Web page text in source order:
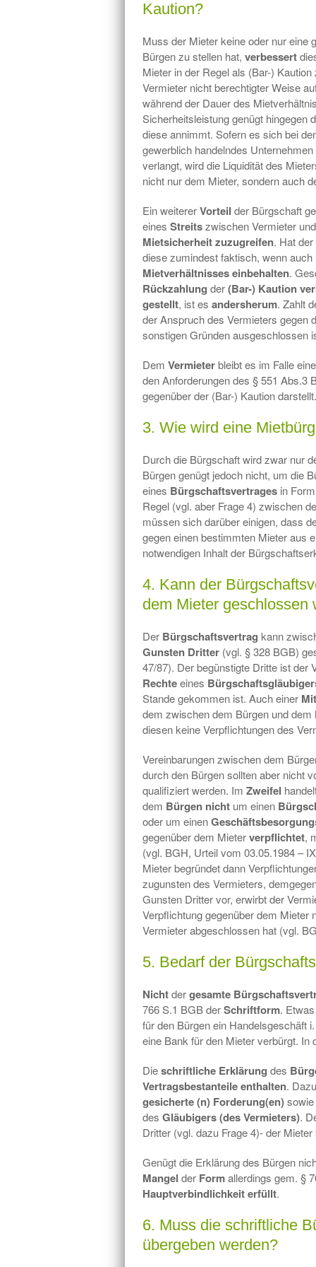
Kaution?
Muss der Mieter keine oder nur eine
Bürgen zu stellen hat, verbessert
Mieter in der Regel als (Bar-)
Vermieter nicht berechtigter Weise
während der Dauer des
Sicherheitsleistung genügt hingegen
diese annimmt. Sofern es sich bei
gewerblich handelndes
verlangt, wird die Liquidität des
nicht nur dem Mieter, sondern auch
Ein weitererVorteil der Bürgschaft
eines Streitszwischen Vermieter
Mietsicherheit zuzugreifen. Hat
diese zumindest faktisch, wenn
Mietverhältnisses einbehalten.
Rückzahlung der(Bar-) Kaution
gestellt, ist es andersherum. Zahlt
der Anspruch des Vermieters gegen
sonstigen Gründen ausgeschlossen
Dem Vermieterbleibt es im Falle
den Anforderungen des § 551 Abs.3
gegenüber der (Bar-) Kaution darstellt.
3. Wie wird eine
Durch die Bürgschaft wird zwar nur
Bürgen genügt jedoch nicht, um die
eines Bürgschaftsvertrages in
Regel (vgl. aber Frage 4) zwischen
müssen sich darüber einigen, dass
gegen einen bestimmten Mieter aus
notwendigen Inhalt der
4. Kann der
dem Mieter geschlossen
Der Bürgschaftsvertrag kann
Gunsten Dritter (vgl. § 328 BGB)
47/87). Der begünstigte Dritte ist der
Rechteeines
Stande gekommen ist. Auch einer
dem zwischen dem Bürgen und
diesen keine Verpflichtungen des
Vereinbarungen zwischen dem
durch den Bürgen sollten aber nicht
qualifiziert werden. Im Zweifel
dem Bürgen nicht um einen
oder um einen
gegenüber dem Mieterverpflichtet,
(vgl. BGH, Urteil vom 03.05.1984 –
Mieter begründet dann
zugunsten des Vermieters,
Gunsten Dritter vor, erwirbt der
Verpflichtung gegenüber dem
Vermieter abgeschlossen hat (vgl.
5. Bedarf der
Nichtdergesamte
766 S.1 BGB derSchriftform.
für den Bürgen ein Handelsgeschäft
eine Bank für den Mieter verbürgt.
Dieschriftliche Erklärung des
Vertragsbestanteile enthalten.
gesicherte (n) Forderung(en)
des Gläubigers (des Vermieters).
Dritter (vgl. dazu Frage 4)- der
Genügt die Erklärung des Bürgen
Mangel der Formallerdings gem. §
Hauptverbindlichkeit erfüllt.
6. Muss die schriftliche
übergeben werden?